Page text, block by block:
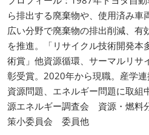
ら排出する廃棄物や、使用済み車
広い分野で廃棄物の排出削減、有
を推進。「リサイクル技術開発本
術賞」他資源循環、サーマルリサ
彰受賞。2020年から現職。産学
資源問題、エネルギー問題に取組
源エネルギー調査会 資源・燃料
策小委員会 委員他